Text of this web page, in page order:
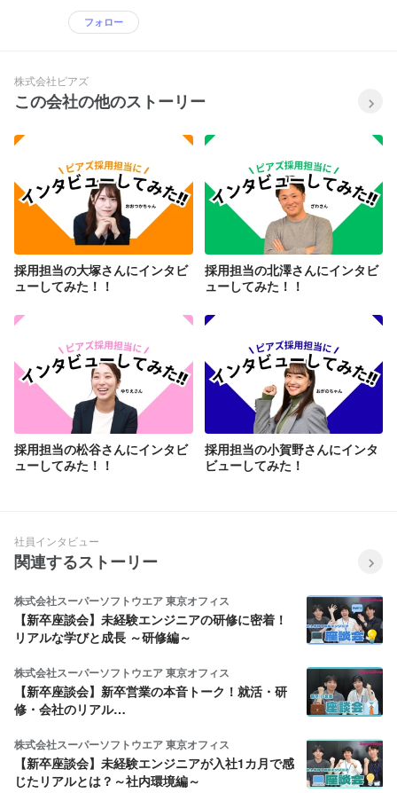
フォロー
株式会社ピアズ
この会社の他のストーリー
採用担当の大塚さんにインタビ
ューしてみた！！
採用担当の北澤さんにインタビ
ューしてみた！！
採用担当の松谷さんにインタビ
ューしてみた！！
採用担当の小賀野さんにインタ
ビューしてみた！
社員インタビュー
関連するストーリー
株式会社スーパーソフトウエア 東京オフィス
【新卒座談会】未経験エンジニアの研修に密着！
リアルな学びと成長 ～研修編～
株式会社スーパーソフトウエア 東京オフィス
【新卒座談会】新卒営業の本音トーク！就活・研
修・会社のリアル…
株式会社スーパーソフトウエア 東京オフィス
【新卒座談会】未経験エンジニアが入社1カ月で感
じたリアルとは？～社内環境編～